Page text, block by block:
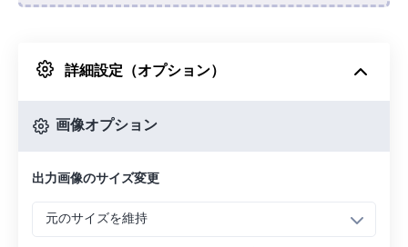
Googleドライブから
URLから
詳細設定（オプション）
画像オプション
出力画像のサイズ変更
元のサイズを維持